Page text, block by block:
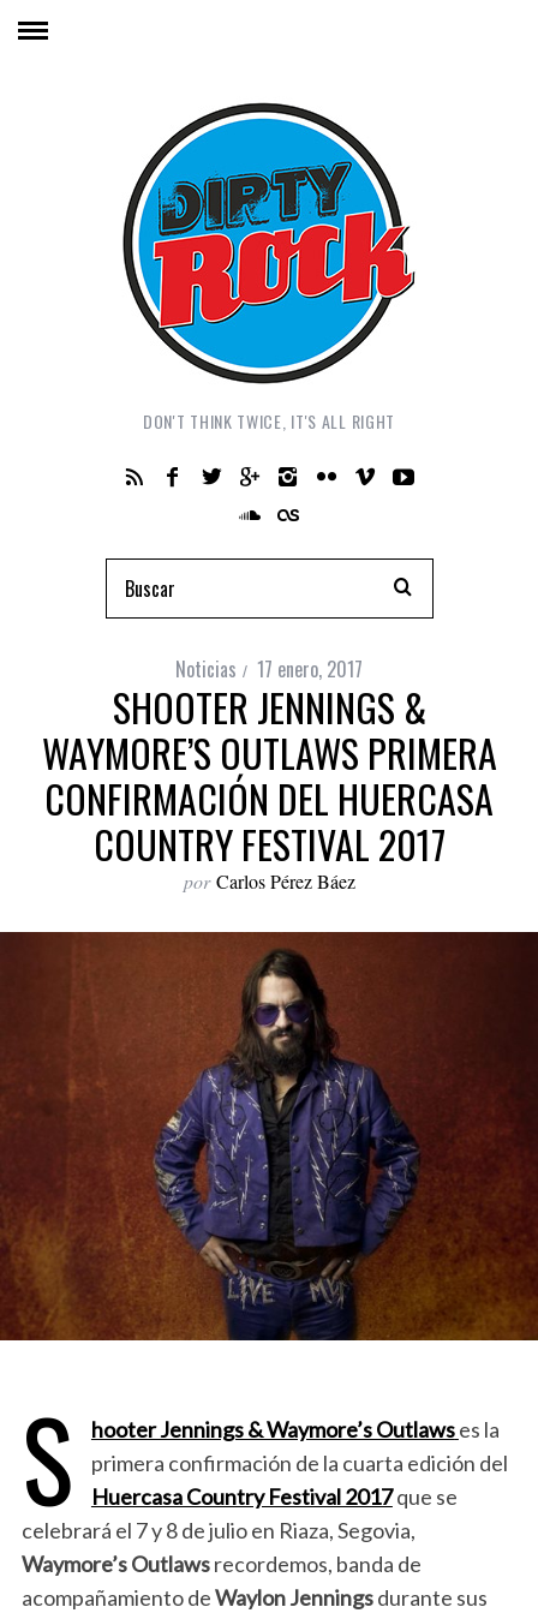
DON'T THINK TWICE, IT'S ALL RIGHT
Noticias 17 enero, 2017
SHOOTER JENNINGS &
WAYMORE’S OUTLAWS PRIMERA
CONFIRMACIÓN DEL HUERCASA
COUNTRY FESTIVAL 2017
por Carlos Pérez Báez
S hooter Jennings & Waymore’s Outlawses la
primera confirmación de la cuarta edición del
Huercasa Country Festival 2017que se
celebrará el 7 y 8 de julio en Riaza, Segovia,
Waymore’s Outlawsrecordemos, banda de
acompañamiento deWaylon Jenningsdurante sus